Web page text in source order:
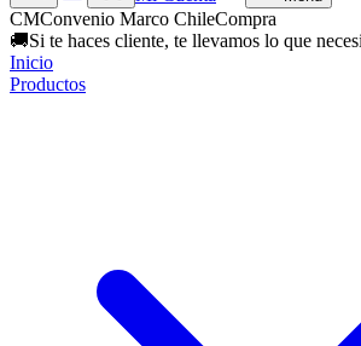
CMConvenio Marco ChileCompra
🚚Si te haces cliente, te llevamos lo que
Inicio
Productos